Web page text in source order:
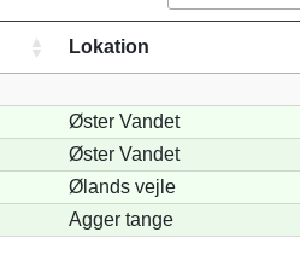
Lokation
Øster Vandet
Øster Vandet
Ølands vejle
Agger tange